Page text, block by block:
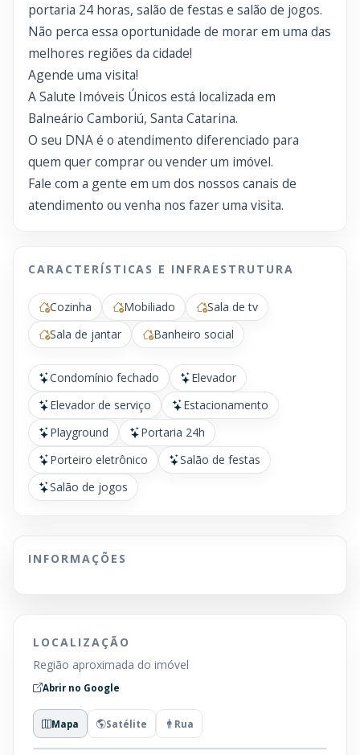
portaria 24 horas, salão de festas e salão de jogos.
Não perca essa oportunidade de morar em uma das
melhores regiões da cidade!
Agende uma visita!
A Salute Imóveis Únicos está localizada em
Balneário Camboriú, Santa Catarina.
O seu DNA é o atendimento diferenciado para
quem quer comprar ou vender um imóvel.
Fale com a gente em um dos nossos canais de
atendimento ou venha nos fazer uma visita.
CARACTERÍSTICAS E INFRAESTRUTURA
Cozinha Mobiliado
Sala de tv
Sala de jantar
Banheiro social
Condomínio fechado
Elevador
Elevador de serviço
Estacionamento
Playground
Portaria 24h
Porteiro eletrônico
Salão de festas
Salão de jogos
INFORMAÇÕES
LOCALIZAÇÃO
Região aproximada do imóvel
Abrir no Google
Mapa Satélite Rua